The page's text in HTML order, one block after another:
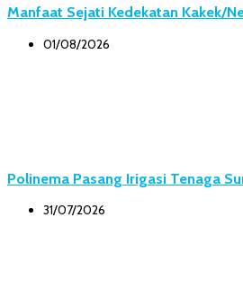
Manfaat Sejati Kedekatan Kakek/
01/08/2026
Polinema Pasang Irigasi Tenaga
31/07/2026